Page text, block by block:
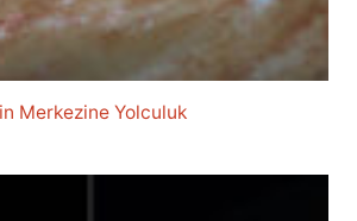
Merkezine Yolculuk